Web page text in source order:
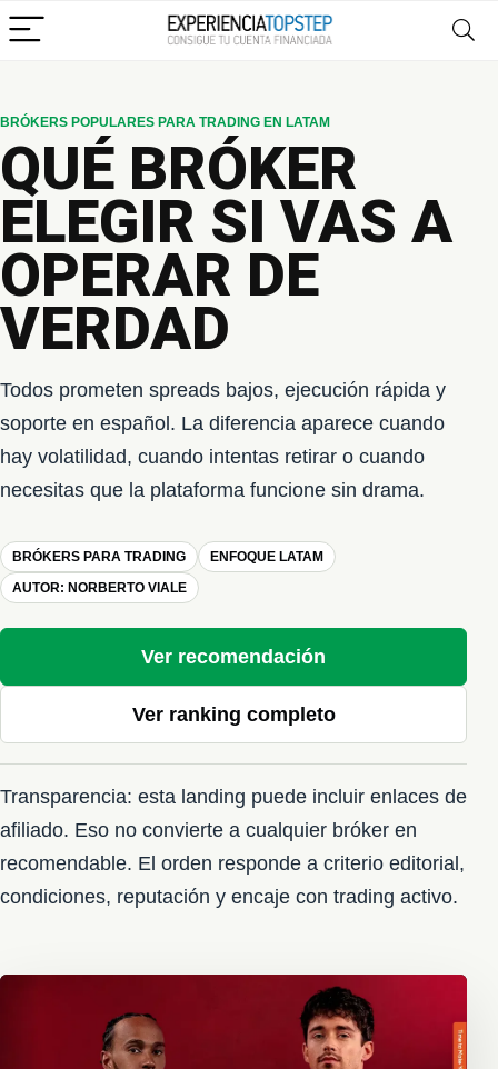
BRÓKERS POPULARES PARA TRADING EN LATAM
QUÉ BRÓKER
ELEGIR SI VAS A
OPERAR DE
VERDAD
Todos prometen spreads bajos, ejecución rápida y
soporte en español. La diferencia aparece cuando
hay volatilidad, cuando intentas retirar o cuando
necesitas que la plataforma funcione sin drama.
BRÓKERS PARA TRADING
ENFOQUE LATAM
AUTOR: NORBERTO VIALE
Ver recomendación
Ver ranking completo
Transparencia: esta landing puede incluir enlaces de
afiliado. Eso no convierte a cualquier bróker en
recomendable. El orden responde a criterio editorial,
condiciones, reputación y encaje con trading activo.